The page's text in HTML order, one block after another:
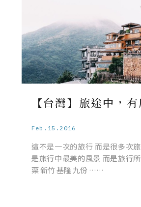
【台灣】旅途中，
Feb.15.2016
這不是一次的旅行 而是很多次
是旅行中最美的風景 而是旅行
栗 新竹 基隆 九份 ……